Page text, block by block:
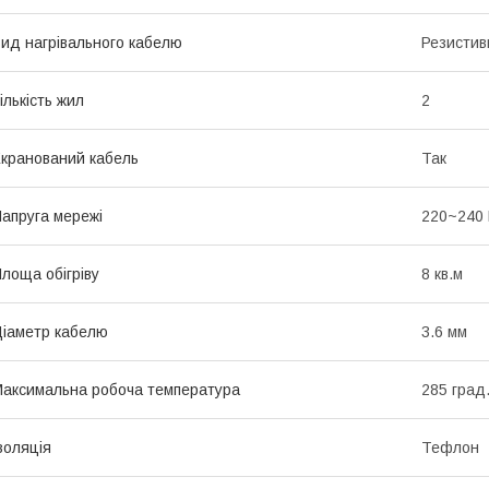
нагрівального кабелю
жил 2
кабель Так
мережі 220~240
обігріву 8 кв.м
кабелю 3.6 мм
робоча температура 285 град.
Тефлон